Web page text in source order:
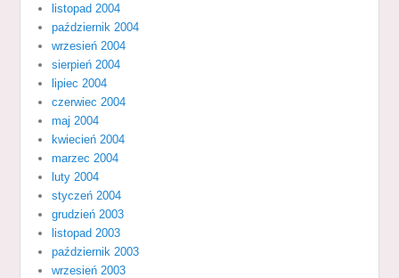
listopad 2004
październik 2004
wrzesień 2004
sierpień 2004
lipiec 2004
czerwiec 2004
maj 2004
kwiecień 2004
marzec 2004
luty 2004
styczeń 2004
grudzień 2003
listopad 2003
październik 2003
wrzesień 2003